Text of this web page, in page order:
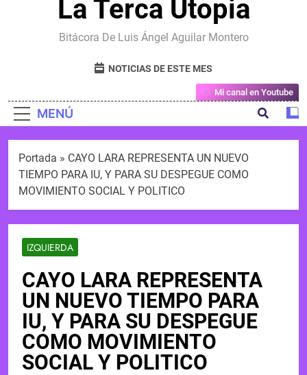
La Terca Utopia
Bitácora De Luis Ángel Aguilar Montero
NOTICIAS DE ESTE MES
MENÚ
Mi canal en Youtube
Portada » CAYO LARA REPRESENTA UN NUEVO
TIEMPO PARA IU, Y PARA SU DESPEGUE COMO
MOVIMIENTO SOCIAL Y POLITICO
IZQUIERDA
CAYO LARA REPRESENTA
UN NUEVO TIEMPO PARA
IU, Y PARA SU DESPEGUE
COMO MOVIMIENTO
SOCIAL Y POLITICO